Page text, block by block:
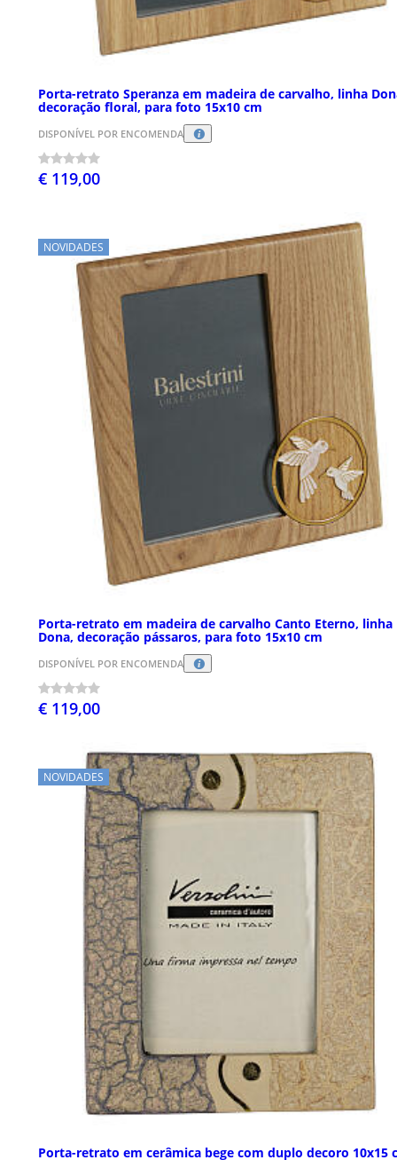
Porta-retrato Speranza em madeira de carvalho, linha
decoração floral, para foto 15x10 cm
DISPONÍVEL POR ENCOMENDA
€ 119,00
NOVIDADES
Porta-retrato em madeira de carvalho Canto Eterno, linha
Dona, decoração pássaros, para foto 15x10 cm
DISPONÍVEL POR ENCOMENDA
€ 119,00
NOVIDADES
Porta-retrato em cerâmica bege com duplo decoro 10x15